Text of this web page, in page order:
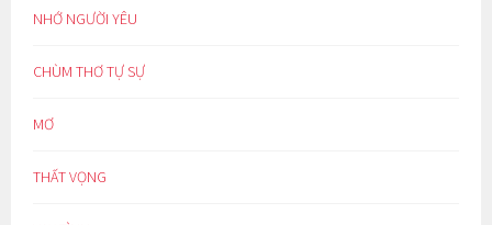
NHỚ NGƯỜI YÊU
CHÙM THƠ TỰ SỰ
MƠ
THẤT VỌNG